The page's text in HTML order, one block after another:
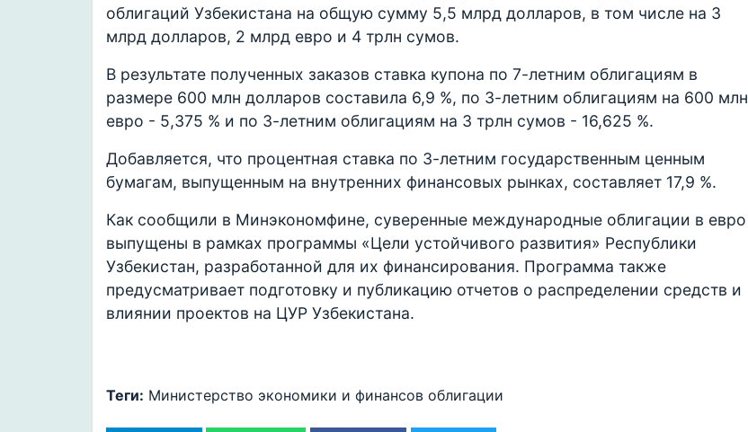
облигаций Узбекистана на общую сумму 5,5 млрд долларов, в том числе на 3
млрд долларов, 2 млрд евро и 4 трлн сумов.
В результате полученных заказов ставка купона по 7-летним облигациям в
размере 600 млн долларов составила 6,9 %, по 3-летним облигациям на 600 млн
евро - 5,375 % и по 3-летним облигациям на 3 трлн сумов - 16,625 %.
Добавляется, что процентная ставка по 3-летним государственным ценным
бумагам, выпущенным на внутренних финансовых рынках, составляет 17,9 %.
Как сообщили в Минэкономфине, суверенные международные облигации в евро
выпущены в рамках программы «Цели устойчивого развития» Республики
Узбекистан, разработанной для их финансирования. Программа также
предусматривает подготовку и публикацию отчетов о распределении средств и
влиянии проектов на ЦУР Узбекистана.
Теги: Министерство экономики и финансов облигации